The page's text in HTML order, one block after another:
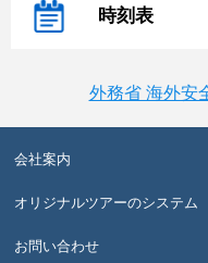
時刻表
外務省 海外安
会社案内
オリジナルツアーのシステム
お問い合わせ